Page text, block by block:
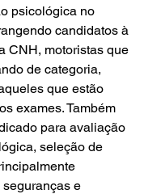
psicológica no
candidatos à
CNH, motoristas que
de categoria,
que estão
exames. Também
para avaliação
seleção de
e